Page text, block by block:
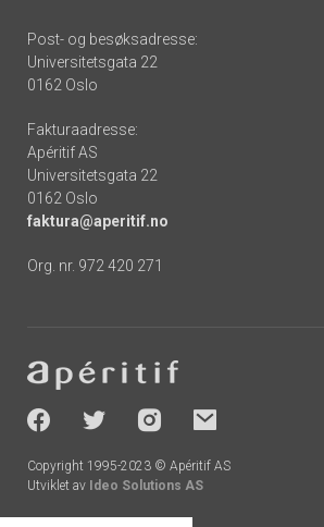
Post- og besøksadresse:
Universitetsgata 22
0162 Oslo
Fakturaadresse:
Apéritif AS
Universitetsgata 22
0162 Oslo
faktura@aperitif.no
Org. nr. 972 420 271
-
socials
Copyright 1995-2023 © Apéritif AS
Utviklet av Ideo Solutions AS